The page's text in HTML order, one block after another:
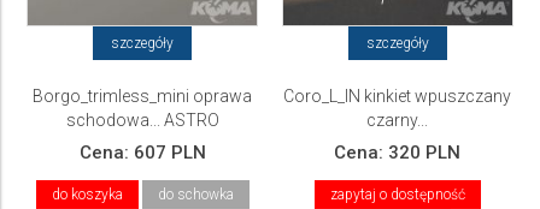
szczegóły
Borgo_trimless_mini oprawa
schodowa... ASTRO
Cena: 607 PLN
do koszyka do schowka
szczegóły
Coro_L_IN kinkiet wpuszczany
czarny...
Cena: 320 PLN
zapytaj o dostępność